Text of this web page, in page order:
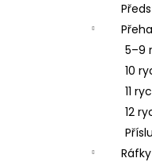
5–9
10
11
12